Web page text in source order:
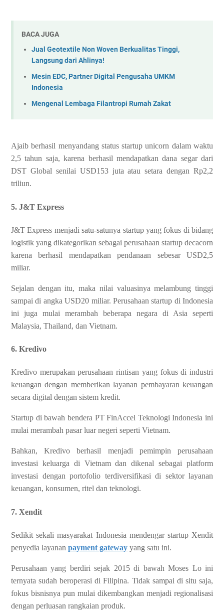
BACA JUGA
Jual Geotextile Non Woven Berkualitas Tinggi,
Langsung dari Ahlinya!
Mesin EDC, Partner Digital Pengusaha UMKM
Indonesia
Mengenal Lembaga Filantropi Rumah Zakat
Ajaib berhasil menyandang status startup unicorn dalam waktu
2,5 tahun saja, karena berhasil mendapatkan dana segar dari
DST Global senilai USD153 juta atau setara dengan Rp2,2
triliun.
5. J&T Express
J&T Express menjadi satu-satunya startup yang fokus di bidang
logistik yang dikategorikan sebagai perusahaan startup decacorn
karena berhasil mendapatkan pendanaan sebesar USD2,5
miliar.
Sejalan dengan itu, maka nilai valuasinya melambung tinggi
sampai di angka USD20 miliar. Perusahaan startup di Indonesia
ini juga mulai merambah beberapa negara di Asia seperti
Malaysia, Thailand, dan Vietnam.
6. Kredivo
Kredivo merupakan perusahaan rintisan yang fokus di industri
keuangan dengan memberikan layanan pembayaran keuangan
secara digital dengan sistem kredit.
Startup di bawah bendera PT FinAccel Teknologi Indonesia ini
mulai merambah pasar luar negeri seperti Vietnam.
Bahkan, Kredivo berhasil menjadi pemimpin perusahaan
investasi keluarga di Vietnam dan dikenal sebagai platform
investasi dengan portofolio terdiversifikasi di sektor layanan
keuangan, konsumen, ritel dan teknologi.
7. Xendit
Sedikit sekali masyarakat Indonesia mendengar startup Xendit
penyedia layanan payment gateway yang satu ini.
Perusahaan yang berdiri sejak 2015 di bawah Moses Lo ini
ternyata sudah beroperasi di Filipina. Tidak sampai di situ saja,
fokus bisnisnya pun mulai dikembangkan menjadi regionalisasi
dengan perluasan rangkaian produk.